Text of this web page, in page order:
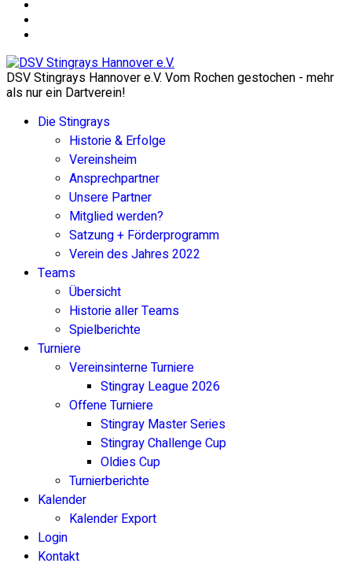
DSV Stingrays Hannover e.V. Vom Rochen gestochen - mehr
als nur ein Dartverein!
Die Stingrays
Historie & Erfolge
Vereinsheim
Ansprechpartner
Unsere Partner
Mitglied werden?
Satzung + Förderprogramm
Verein des Jahres 2022
Teams
Übersicht
Historie aller Teams
Spielberichte
Turniere
Vereinsinterne Turniere
Stingray League 2026
Offene Turniere
Stingray Master Series
Stingray Challenge Cup
Oldies Cup
Turnierberichte
Kalender
Kalender Export
Login
Kontakt